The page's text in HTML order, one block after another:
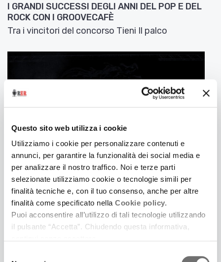
Questo sito web utilizza i cookie
Utilizziamo i cookie per personalizzare contenuti e
annunci, per garantire la funzionalità dei social media e
per analizzare il nostro traffico. Noi e terze parti
selezionate utilizziamo cookie o tecnologie simili per
finalità tecniche e, con il tuo consenso, anche per altre
finalità come specificato nella Cookie policy.
Puoi acconsentire all’utilizzo di tali tecnologie utilizzando
il pulsante “Accetta”. Chiudendo questa informativa,
I GRANDI SUCCESSI DEGLI ANNI DEL POP E DEL
ROCK CON I GROOVECAFÈ
Tra i vincitori del concorso Tieni Il palco
16 Febbraio 2019
LE FREQUENZE DI TESLA
Tra I vincitori del concorso Tieni il Palco